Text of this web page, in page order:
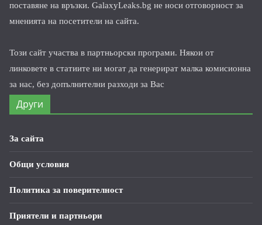
поставяне на връзки. GalaxyLeaks.bg не носи отговорност за
мненията на посетители на сайта.
Този сайт участва в партньорски програми. Някои от
линковете в статиите ни могат да генерират малка комисионна
за нас, без допълнителни разходи за Вас
Други
За сайта
Общи условия
Политика за поверителност
Приятели и партньори